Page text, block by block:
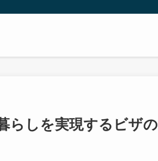
らしを実現するビザの